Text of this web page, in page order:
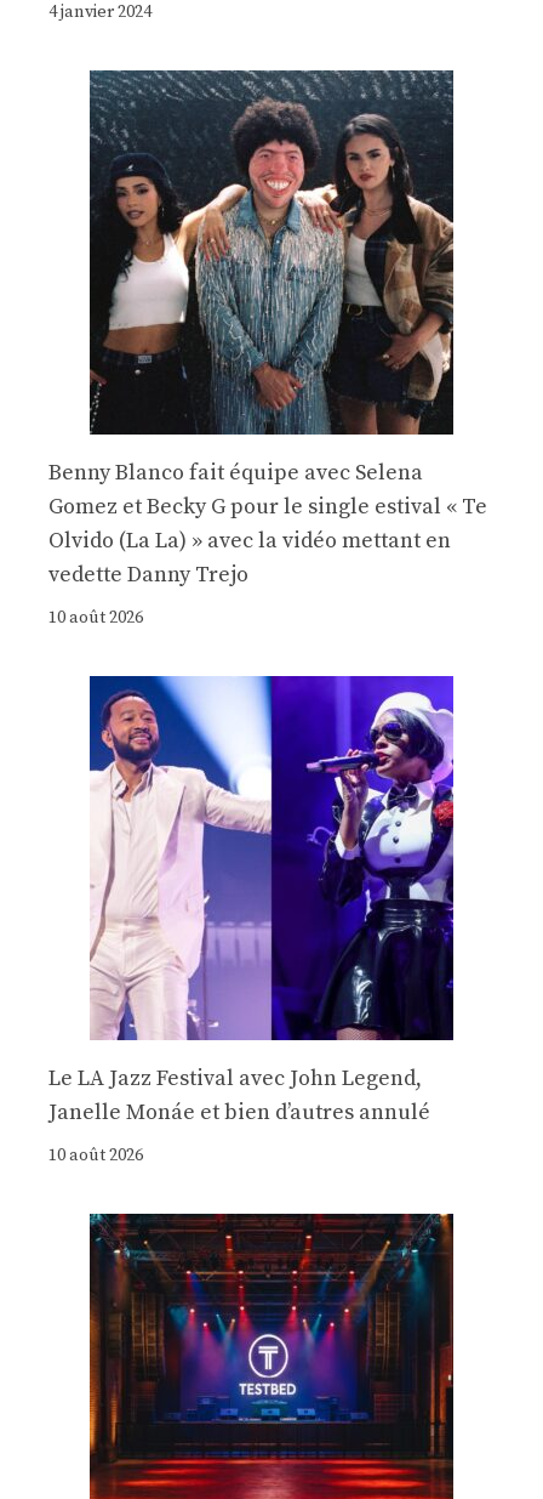
4 janvier 2024
Benny Blanco fait équipe avec Selena
Gomez et Becky G pour le single estival « Te
Olvido (La La) » avec la vidéo mettant en
vedette Danny Trejo
10 août 2026
Le LA Jazz Festival avec John Legend,
Janelle Monáe et bien d’autres annulé
10 août 2026